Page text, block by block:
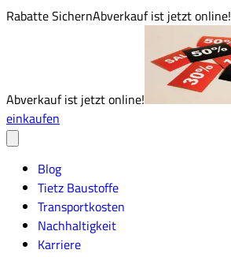
Rabatte SichernAbverkauf ist jetzt online!
Abverkauf ist jetzt online!
einkaufen
Blog
Tietz Baustoffe
Transportkosten
Nachhaltigkeit
Karriere